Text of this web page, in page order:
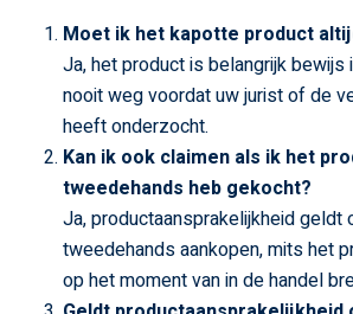
Moet ik het kapotte product
Ja, het product is belangrijk bewijs
nooit weg voordat uw jurist of de
heeft onderzocht.
Kan ik ook claimen als ik het
tweedehands heb gekocht?
Ja, productaansprakelijkheid geldt
tweedehands aankopen, mits het
op het moment van in de handel